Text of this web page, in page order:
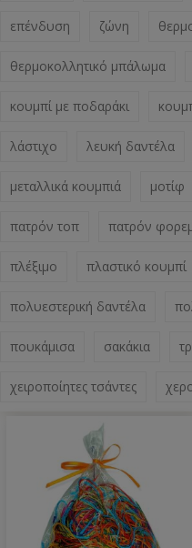
επένδυση ζώνη
θερμοκολλητικό μπάλωμα
κουμπί με ποδαράκι
λάστιχο λευκή δαντέλα
μεταλλικά κουμπιά μοτίφ
πατρόν τοπ πατρόν
πλέξιμο πλαστικό κουμπί
πολυεστερική δαντέλα
πουκάμισα σακάκια
χειροποίητες τσάντες